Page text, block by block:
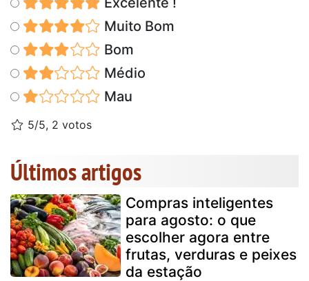
Muito Bom
Bom
Médio
Mau
5/5, 2 votos
Últimos artigos
Compras inteligentes
para agosto: o que
escolher agora entre
frutas, verduras e peixes
da estação